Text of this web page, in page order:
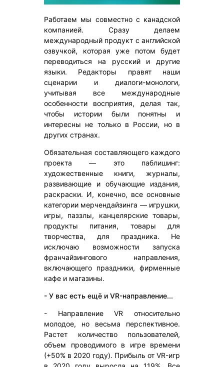
Работаем мы совместно с канадской
компанией. Сразу делаем
международный продукт с английской
озвучкой, которая уже потом будет
переводиться на русский и другие
языки. Редакторы правят наши
сценарии и диалоги-монологи,
учитывая все международные
особенности восприятия, делая так,
чтобы истории были понятны и
интересны не только в России, но в
других странах.
Обязательная составляющего каждого
проекта — это паблишинг:
художественные книги, журналы,
развивающие и обучающие издания,
раскраски. И, конечно, все основные
категории мерчендайзинга — игрушки,
игры, паззлы, канцелярские товары,
продукты питания, товары для
творчества, для праздника. Не
исключаю возможности запуска
франчайзингового направления,
включающего праздники, фирменные
кафе и магазины.
- У вас есть ещё и VR-направление...
- Направление VR относительно
молодое, но весьма перспективное.
Растет количество пользователей,
объем проводимого в игре времени
(+50% в 2020 году). Прибыль от VR-игр